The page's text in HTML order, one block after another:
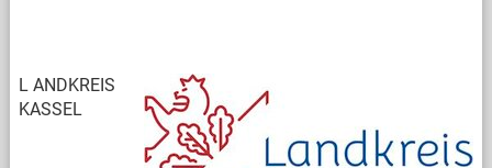
L ANDKREIS
KASSEL